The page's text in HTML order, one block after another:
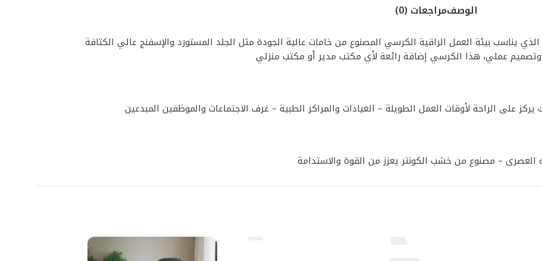
الوصفمراجعات (0)
يناسب بيئة العمل الراقية الكرسي المصنوع من خامات عالية الجودة مثل الجلد المستورد والإسفنج عالي الكثافة
عملي، هذا الكرسي إضافة رائعة لأي مكتب مدير أو مكتب منزلي
على الراحة لأوقات العمل الطويلة – العيادات والمراكز الطبية – غرف الاجتماعات والموظفين المبدعين
– مصنوع من خشب الكونتر يعزز من القوة والاستدامة